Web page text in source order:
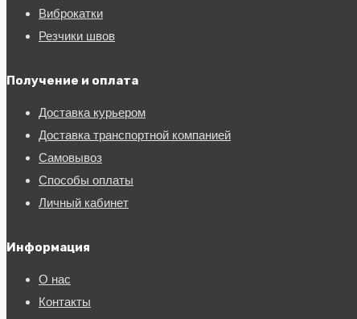
Виброкатки
Резчики швов
Получение и оплата
Доставка курьером
Доставка транспортной компанией
Самовывоз
Способы оплаты
Личный кабинет
Информация
О нас
Контакты